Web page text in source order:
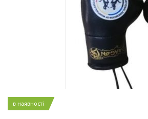
в наявності